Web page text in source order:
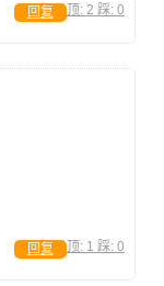
顶: 2 踩: 0
回复
顶: 1 踩: 0
回复